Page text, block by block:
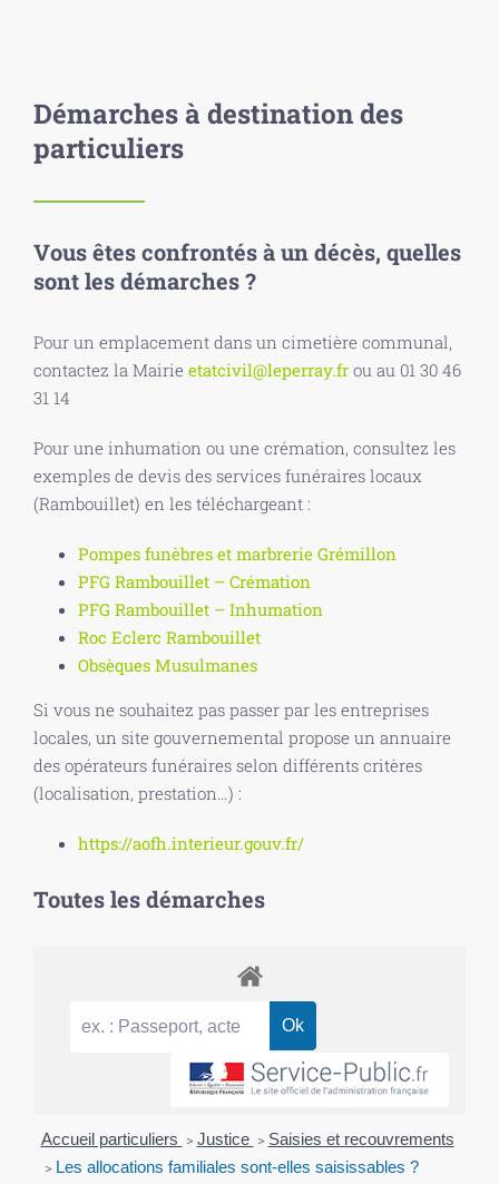
Démarches à destination des
particuliers
Vous êtes confrontés à un décès, quelles
sont les démarches ?
Pour un emplacement dans un cimetière communal,
contactez la Mairie etatcivil@leperray.fr ou au 01 30 46
31 14
Pour une inhumation ou une crémation, consultez les
exemples de devis des services funéraires locaux
(Rambouillet) en les téléchargeant :
Pompes funèbres et marbrerie Grémillon
PFG Rambouillet – Crémation
PFG Rambouillet – Inhumation
Roc Eclerc Rambouillet
Obsèques Musulmanes
Si vous ne souhaitez pas passer par les entreprises
locales, un site gouvernemental propose un annuaire
des opérateurs funéraires selon différents critères
(localisation, prestation…) :
https://aofh.interieur.gouv.fr/
Toutes les démarches
Accueil particuliers > Justice > Saisies et recouvrements
> Les allocations familiales sont-elles saisissables ?